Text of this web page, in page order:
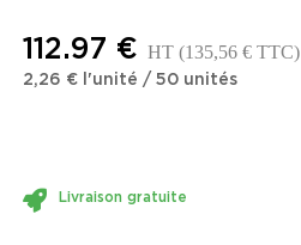
112.97 €HT(135,56 € TTC)
2,26 € l'unité /50 unités
Livraison gratuite